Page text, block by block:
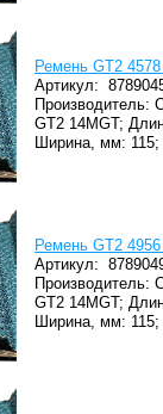
Ремень GT2
Артикул:
Производитель:
GT2 14MGT;
Ширина, мм: 115;
Ремень GT2
Артикул:
Производитель:
GT2 14MGT;
Ширина, мм: 115;